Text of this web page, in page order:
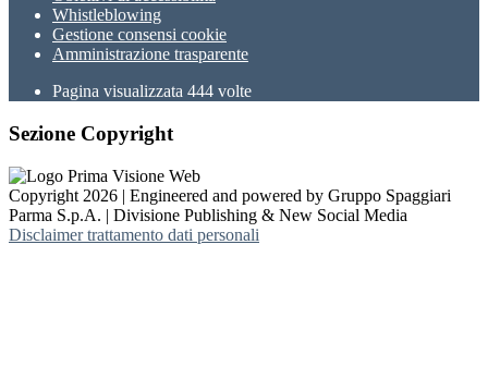
Whistleblowing
Gestione consensi cookie
Amministrazione trasparente
Pagina visualizzata 444 volte
Sezione Copyright
Copyright 2026 | Engineered and powered by Gruppo Spaggiari
Parma S.p.A. | Divisione Publishing & New Social Media
Disclaimer trattamento dati personali